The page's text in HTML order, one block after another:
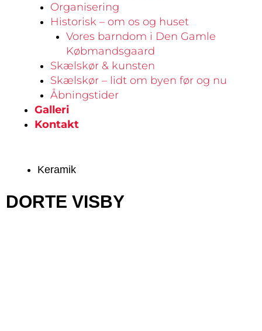
Organisering
Historisk – om os og huset
Vores barndom i Den Gamle
Købmandsgaard
Skælskør & kunsten
Skælskør – lidt om byen før og nu
Åbningstider
Galleri
Kontakt
Keramik
DORTE VISBY